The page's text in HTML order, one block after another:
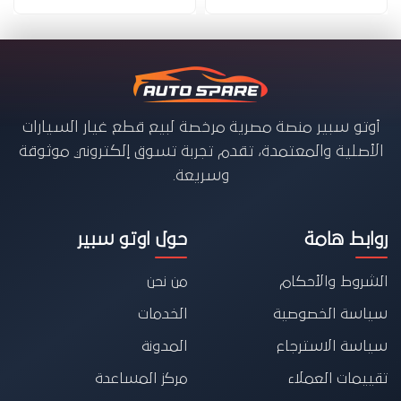
أوتو سبير منصة مصرية مرخصة لبيع قطع غيار السيارات
الأصلية والمعتمدة، تقدم تجربة تسوق إلكتروني موثوقة
وسريعة.
روابط هامة
الشروط والأحكام
سياسة الخصوصية
سياسة الاسترجاع
تقييمات العملاء
حول اوتو سبير
من نحن
الخدمات
المدونة
مركز المساعدة